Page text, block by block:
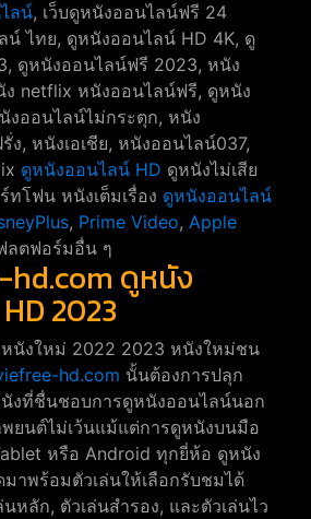
ลน์, เว็บดูหนังออนไลน์ฟรี 24
น์ ไทย, ดูหนังออนไลน์ HD 4K, ดู
ดูหนังออนไลน์ฟรี 2023, หนัง
netflix หนังออนไลน์ฟรี, ดูหนัง
งออนไลน์ไม่กระตุก, หนัง
ง, หนังเอเชีย, หนังออนไลน์037,
ดูหนังออนไลน์ HD ดูหนังไม่เสีย
ทโฟน หนังเต็มเรื่อง ดูหนังออนไลน์
, Prime Video, Apple
ลตฟอร์มอื่น ๆ
ดูหนัง
2023
นังใหม่ 2022 2023 หนังใหม่ชน
hd.com นั้นต้องการปลุก
งที่ชื่นชอบการดูหนังออนไลน์นอก
พยนต์ไม่เว้นแม้แต่การดูหนังบนมือ
หรือ Android ทุกยี่ห้อ ดูหนัง
าพร้อมตัวเล่นให้เลือกรับชมได้
หลัก, ตัวเล่นสำรอง, และตัวเล่นไว